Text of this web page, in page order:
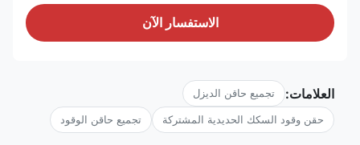
الاستفسار الآن
العلامات: تجميع حاقن الديزل
حقن وقود السكك الحديدية المشتركة تجميع حاقن الوقود